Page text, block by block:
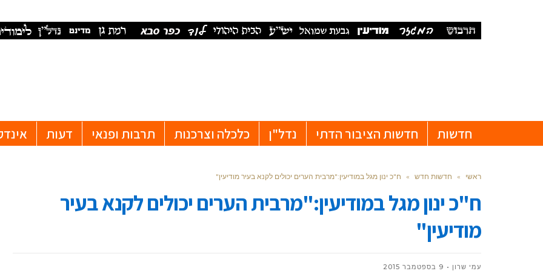
חדשות חדשות הציבור הדתי נדל"ן כלכלה וצרכנות תרבות ופנאי דעות
ראשי » חדשות חדש » ח"כ ינון מגל במודיעין:"מרבית הערים יכולים לקנא בעיר מודיעין"
ח"כ ינון מגל במודיעין:"מרבית הערים יכולים לקנא בעיר
מודיעין"
עמי שרון 9 בספטמבר 2015